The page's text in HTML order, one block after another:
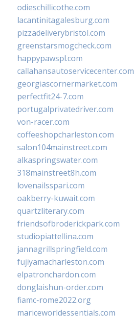
odieschillicothe.com
lacantinitagalesburg.com
pizzadeliverybristol.com
greenstarsmogcheck.com
happypawspl.com
callahansautoservicecenter.com
georgiascornermarket.com
perfectfit24-7.com
portugalprivatedriver.com
von-racer.com
coffeeshopcharleston.com
salon104mainstreet.com
alkaspringswater.com
318mainstreet8h.com
lovenailsspari.com
oakberry-kuwait.com
quartzliterary.com
friendsofbroderickpark.com
studiopiattellina.com
jannagrillspringfield.com
fujiyamacharleston.com
elpatronchardon.com
donglaishun-order.com
fiamc-rome2022.org
mariceworldessentials.com